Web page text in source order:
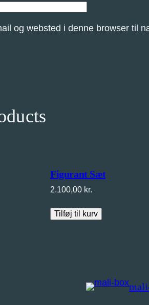
og websted i denne browser til
Figurant Sæt
2.100,00 kr.
Tilføj til kurv